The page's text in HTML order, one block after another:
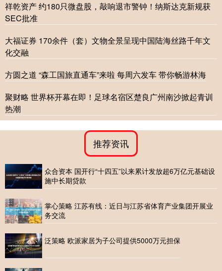
祥乾资产 约180只微盘股，敲响退市警钟！纳斯达克新规获
SEC批准
大福证券 170余件（套）文物全景呈现中国陆海丝路千年文
化交融
方圆之道 “森工国旅直通车”来啦 每周六发车 带你畅游林海
聚财略 世界杯开幕在即！足球名宿区楚良广州南沙掀起青训
热潮
推荐资讯
众合资本 国开行“十四五”以来累计发放超6万亿元基础设
施中长期贷款
掌心策略 江苏有线：近日与江苏省体育产业集团开展业
务交流
泛策略 欧派家居为子公司提供5000万元担保